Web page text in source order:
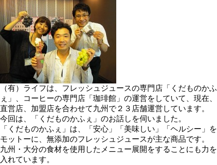
（有）ライフは、フレッシュジュースの専門店「くだものかふ
ぇ」、コーヒーの専門店「珈琲館」の運営をしていて、現在、
直営店、加盟店を合わせて九州で２３店舗運営しています。
今回は、「くだものかふぇ」のお話しを伺いました。
「くだものかふぇ」は、「安心」「美味しい」「ヘルシー」を
モットーに、無添加のフレッシュジュースが主な商品です。
九州・大分の食材を使用したメニュー展開をすることにも力を
入れています。